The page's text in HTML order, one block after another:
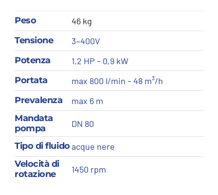
Peso
46 kg
Tensione
3~400V
Potenza
1,2 HP – 0,9 kW
Portata
max 800 l/min – 48 m³/h
Prevalenza
max 6 m
Mandata
pompa
DN 80
Tipo di fluidoacque nere
Velocità di
rotazione
1450 rpm